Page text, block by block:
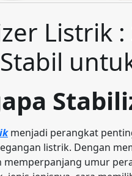
Listrik
menjadi perangkat
listrik. Dengan
memperpanjang umur